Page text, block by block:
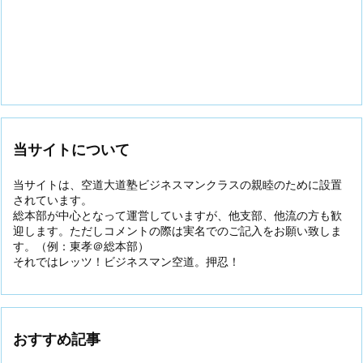
当サイトについて
当サイトは、空道大道塾ビジネスマンクラスの親睦のために設置
されています。
総本部が中心となって運営していますが、他支部、他流の方も歓
迎します。ただしコメントの際は実名でのご記入をお願い致しま
す。（例：東孝＠総本部）
それではレッツ！ビジネスマン空道。押忍！
おすすめ記事